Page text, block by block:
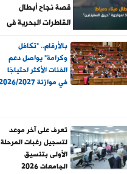
قصة نجاح أبطال
القاطرات البحرية فى
مواجهة حادث سفينتى
ميناء دمياط
بالأرقام.. "تكافل
وكرامة" يواصل دعم
الفئات الأكثر احتياجًا
في موازنة 2026/2027
تعرف على آخر موعد
لتسجيل رغبات المرحلة
الأولى بتنسيق
الجامعات 2026